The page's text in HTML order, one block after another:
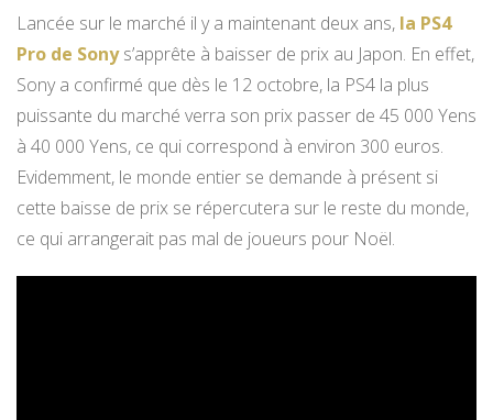
Lancée sur le marché il y a maintenant deux ans, la PS4
Pro de Sonys’apprête à baisser de prix au Japon. En effet,
Sony a confirmé que dès le 12 octobre, la PS4 la plus
puissante du marché verra son prix passer de 45 000 Yens
à 40 000 Yens, ce qui correspond à environ 300 euros.
Evidemment, le monde entier se demande à présent si
cette baisse de prix se répercutera sur le reste du monde,
ce qui arrangerait pas mal de joueurs pour Noël.